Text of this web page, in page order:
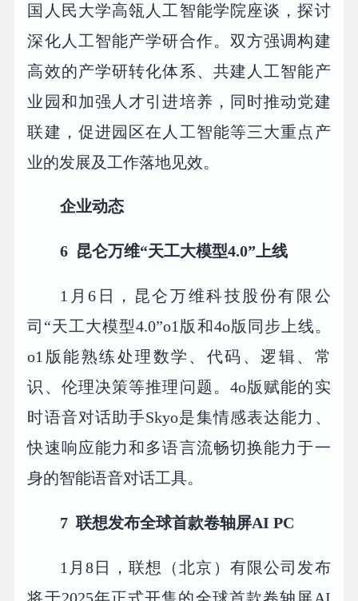
国人民大学高瓴人工智能学院座谈，探讨
深化人工智能产学研合作。双方强调构建
高效的产学研转化体系、共建人工智能产
业园和加强人才引进培养，同时推动党建
联建，促进园区在人工智能等三大重点产
业的发展及工作落地见效。
企业动态
6 昆仑万维“天工大模型4.0”上线
1月6日，昆仑万维科技股份有限公
司“天工大模型4.0”o1版和4o版同步上线。
o1版能熟练处理数学、代码、逻辑、常
识、伦理决策等推理问题。4o版赋能的实
时语音对话助手Skyo是集情感表达能力、
快速响应能力和多语言流畅切换能力于一
身的智能语音对话工具。
7 联想发布全球首款卷轴屏AI PC
1月8日，联想（北京）有限公司发布